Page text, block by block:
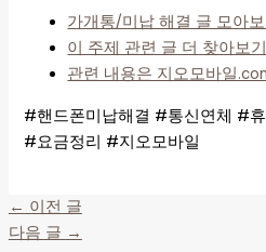
가개통/미납 해결 글 모아보
이 주제 관련 글 더 찾아보기
관련 내용은 지오모바일
#핸드폰미납해결 #통신연체 #
#요금정리 #지오모바일
← 이전 글
다음 글 →